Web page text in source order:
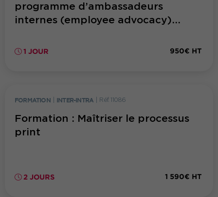
programme d’ambassadeurs
internes (employee advocacy)...
1 JOUR 950€ HT
FORMATION INTER-INTRA Réf. 11086
Formation : Maîtriser le processus
print
2 JOURS 1 590€ HT